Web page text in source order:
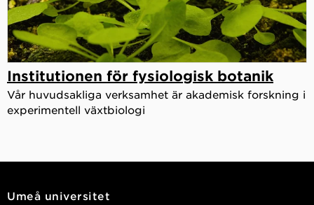
Institutionen för fysiologisk botanik
Vår huvudsakliga verksamhet är akademisk forskning i
experimentell växtbiologi
Umeå universitet